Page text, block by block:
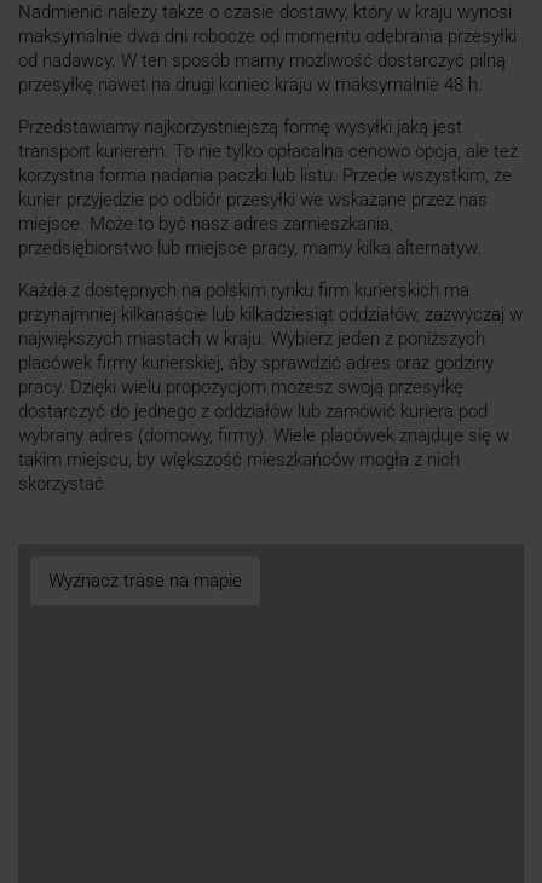
Nadmienić należy także o czasie dostawy, który w kraju wynosi
maksymalnie dwa dni robocze od momentu odebrania przesyłki
od nadawcy. W ten sposób mamy możliwość dostarczyć pilną
przesyłkę nawet na drugi koniec kraju w maksymalnie 48 h.
Przedstawiamy najkorzystniejszą formę wysyłki jaką jest
transport kurierem. To nie tylko opłacalna cenowo opcja, ale też
korzystna forma nadania paczki lub listu. Przede wszystkim, że
kurier przyjedzie po odbiór przesyłki we wskazane przez nas
miejsce. Może to być nasz adres zamieszkania,
przedsiębiorstwo lub miejsce pracy, mamy kilka alternatyw.
Każda z dostępnych na polskim rynku firm kurierskich ma
przynajmniej kilkanaście lub kilkadziesiąt oddziałów, zazwyczaj w
największych miastach w kraju. Wybierz jeden z poniższych
placówek firmy kurierskiej, aby sprawdzić adres oraz godziny
pracy. Dzięki wielu propozycjom możesz swoją przesyłkę
dostarczyć do jednego z oddziałów lub zamówić kuriera pod
wybrany adres (domowy, firmy). Wiele placówek znajduje się w
takim miejscu, by większość mieszkańców mogła z nich
skorzystać.
Wyznacz trase na mapie